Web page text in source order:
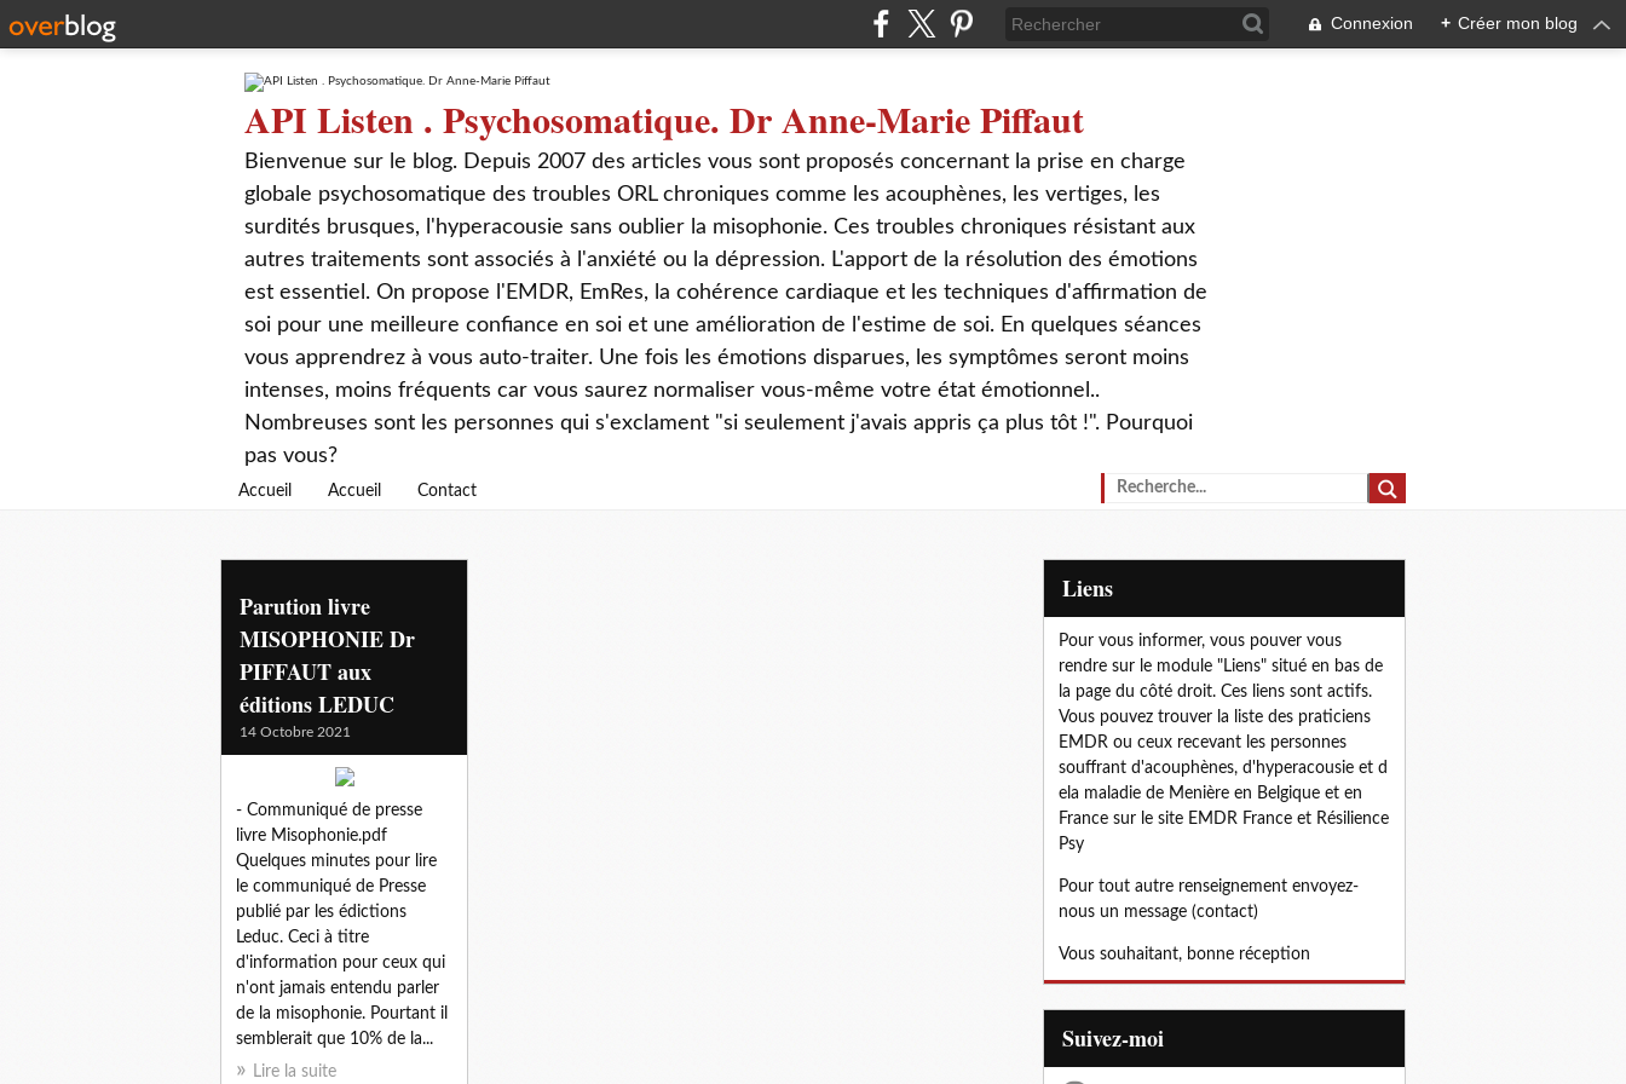
Connexion + Créer mon blog
API Listen . Psychosomatique. Dr Anne-Marie Piffaut
Bienvenue sur le blog. Depuis 2007 des articles vous sont proposés concernant la prise en charge
globale psychosomatique des troubles ORL chroniques comme les acouphènes, les vertiges, les
surdités brusques, l'hyperacousie sans oublier la misophonie. Ces troubles chroniques résistant aux
autres traitements sont associés à l'anxiété ou la dépression. L'apport de la résolution des émotions
est essentiel. On propose l'EMDR, EmRes, la cohérence cardiaque et les techniques d'affirmation de
soi pour une meilleure confiance en soi et une amélioration de l'estime de soi. En quelques séances
vous apprendrez à vous auto-traiter. Une fois les émotions disparues, les symptômes seront moins
intenses, moins fréquents car vous saurez normaliser vous-même votre état émotionnel..
Nombreuses sont les personnes qui s'exclament "si seulement j'avais appris ça plus tôt !". Pourquoi
pas vous?
Accueil Accueil Contact
Parution livre
MISOPHONIE Dr
PIFFAUT aux
éditions LEDUC
14 Octobre 2021
- Communiqué de presse
livre Misophonie.pdf
Quelques minutes pour lire
le communiqué de Presse
publié par les édictions
Leduc. Ceci à titre
d'information pour ceux qui
n'ont jamais entendu parler
de la misophonie. Pourtant il
semblerait que 10% de la...
Lire la suite
Liens
Pour vous informer, vous pouver vous
rendre sur le module "Liens" situé en bas de
la page du côté droit. Ces liens sont actifs.
Vous pouvez trouver la liste des praticiens
EMDR ou ceux recevant les personnes
souffrant d'acouphènes, d'hyperacousie et d
ela maladie de Menière en Belgique et en
France sur le site EMDR France et Résilience
Psy
Pour tout autre renseignement envoyez-
nous un message (contact)
Vous souhaitant, bonne réception
Suivez-moi